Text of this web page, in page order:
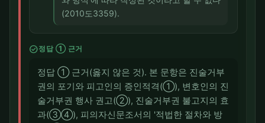
(2010도3359).
check_circle정답 ① 근거
정답 ① 근거(옳지 않은 것). 본 문항은 진술거부
권의 포기와 피고인의 증인적격(①), 변호인의 진
술거부권 행사 권고(②), 진술거부권 불고지의 효
과(③④), 피의자신문조서의 '적법한 절차와 방